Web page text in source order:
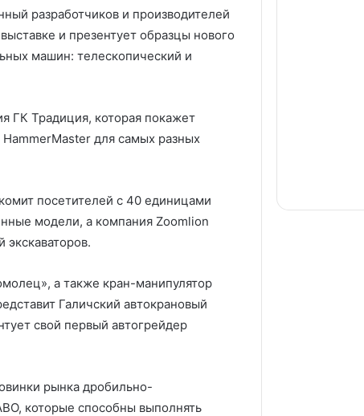
разработчиков и производителей
и презентует образцы нового
машин: телескопический и
ГК Традиция, которая покажет
для самых разных
посетителей с 40 единицами
модели, а компания Zoomlion
а также кран-манипулятор
Галичский автокрановый
свой первый автогрейдер
рынка дробильно-
которые способны выполнять